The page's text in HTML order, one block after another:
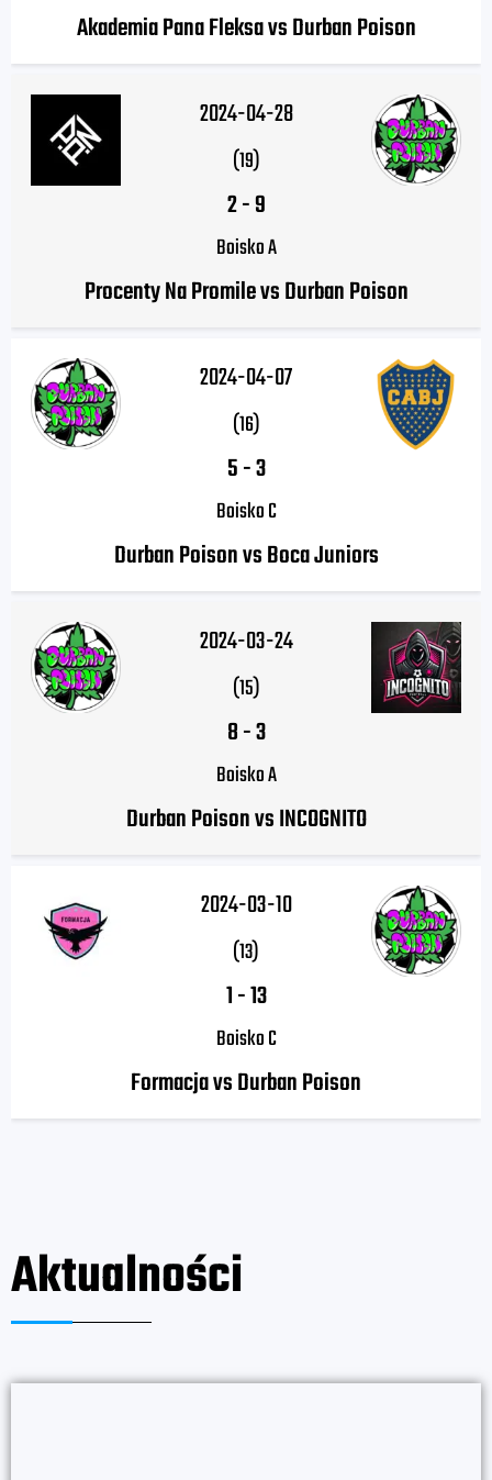
Akademia Pana Fleksa vs Durban Poison
2024-04-28
(19)
2-9
Boisko A
Procenty Na Promile vs Durban Poison
2024-04-07
(16)
5-3
Boisko C
Durban Poison vs Boca Juniors
2024-03-24
(15)
8-3
Boisko A
Durban Poison vs INCOGNITO
2024-03-10
(13)
1-13
Boisko C
Formacja vs Durban Poison
Aktualności